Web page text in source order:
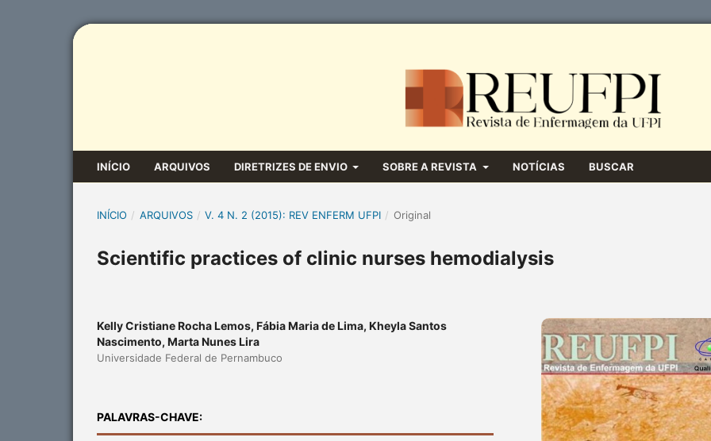
INÍCIO ARQUIVOS DIRETRIZES DE ENVIO SOBRE A REVISTA NOTÍCIAS BUSCAR
INÍCIO / ARQUIVOS / V. 4 N. 2 (2015): REV ENFERM UFPI / Original
Scientific practices of clinic nurses hemodialysis
Kelly Cristiane Rocha Lemos, Fábia Maria de Lima, Kheyla Santos
Nascimento, Marta Nunes Lira
Universidade Federal de Pernambuco
PALAVRAS-CHAVE: